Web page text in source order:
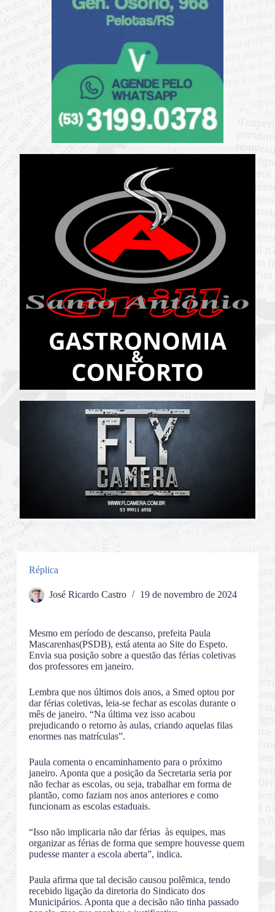
Réplica
José Ricardo Castro 19 de novembro de 2024
Mesmo em período de descanso, prefeita Paula
Mascarenhas(PSDB), está atenta ao Site do Espeto.
Envia sua posição sobre a questão das férias coletivas
dos professores em janeiro.
Lembra que nos últimos dois anos, a Smed optou por
dar férias coletivas, leia-se fechar as escolas durante o
mês de janeiro. “Na última vez isso acabou
prejudicando o retorno às aulas, criando aquelas filas
enormes nas matrículas”.
Paula comenta o encaminhamento para o próximo
janeiro. Aponta que a posição da Secretaria seria por
não fechar as escolas, ou seja, trabalhar em forma de
plantão, como faziam nos anos anteriores e como
funcionam as escolas estaduais.
“Isso não implicaria não dar férias às equipes, mas
organizar as férias de forma que sempre houvesse quem
pudesse manter a escola aberta”, indica.
Paula afirma que tal decisão causou polêmica, tendo
recebido ligação da diretoria do Sindicato dos
Municipários. Aponta que a decisão não tinha passado